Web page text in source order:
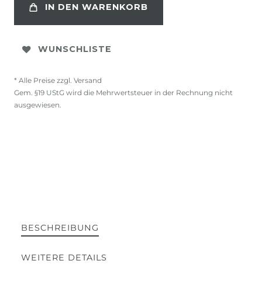
IN DEN WARENKORB
WUNSCHLISTE
* Alle Preise zzgl. Versand
Gem. §19 UStG wird die Mehrwertsteuer in der Rechnung nicht
ausgewiesen.
BESCHREIBUNG
WEITERE DETAILS